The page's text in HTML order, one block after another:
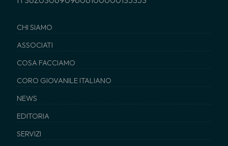
CHI SIAMO
ASSOCIATI
COSA FACCIAMO
CORO GIOVANILE ITALIANO
NEWS
EDITORIA
SERVIZI